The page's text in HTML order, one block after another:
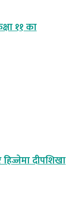
११ का
हिज्जेमा दीपशिखा